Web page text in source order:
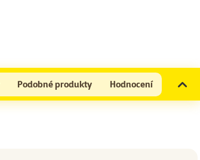
Podobné produkty Hodnocení